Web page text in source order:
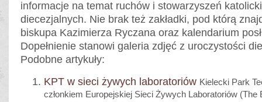
informacje na temat ruchów i stowarzyszeń
diecezjalnych. Nie brak też zakładki, pod którą
biskupa Kazimierza Ryczana oraz kalendarium
Dopełnienie stanowi galeria zdjęć z uroczystości
Podobne artykuły:
KPT w sieci żywych laboratoriów Kielecki Park
członkiem Europejskiej Sieci Żywych Laboratoriów